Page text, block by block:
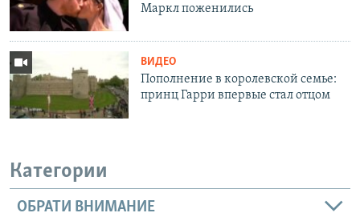
Маркл поженились
ВИДЕО
Пополнение в королевской семье:
принц Гарри впервые стал отцом
Категории
ОБРАТИ ВНИМАНИЕ